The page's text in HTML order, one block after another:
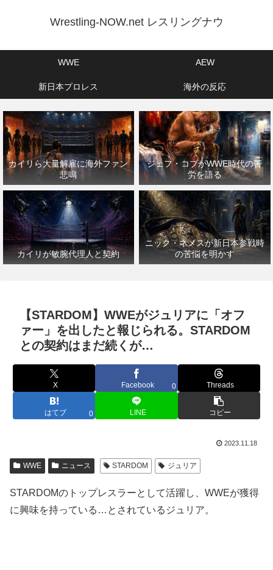
Wrestling-NOW.net レスリングナウ
WWE AEW
新日本プロレス 海外の反応
カイリら大量解雇に海外ファン
悲鳴
ジェフ・コブがWWE時代の苦
労を語る
カイリが敏腕代理人と契約
ニック・ネメスが新日本参戦時
の苦悩を明かす
【STARDOM】WWEがジュリアに「オフ
ァー」を出したと報じられる。STARDOM
との契約はまだ続くが…
X Facebook 0 Threads
はてブ 0 LINE コピー
2023.11.18
WWE ニュース STARDOM ジュリア
STARDOMのトップレスラーとして活躍し、WWEが獲得
に興味を持っている…とされているジュリア。